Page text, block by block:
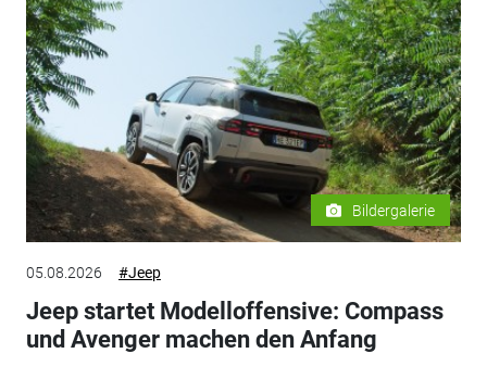
Bildergalerie
05.08.2026 #Jeep
Jeep startet Modelloffensive: Compass
und Avenger machen den Anfang